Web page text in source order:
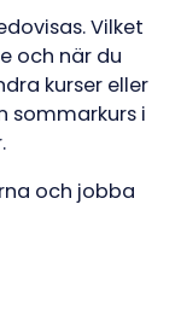
Vilket
och när du
kurser eller
sommarkurs i
och jobba